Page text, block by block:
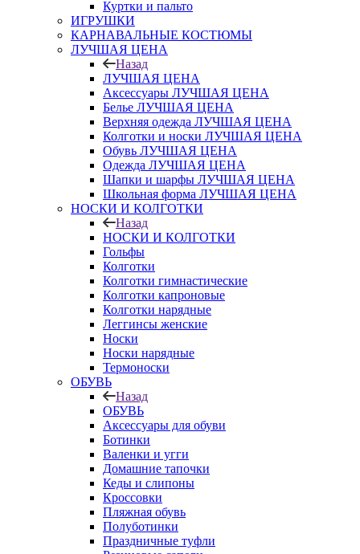
Куртки и пальто
ИГРУШКИ
КАРНАВАЛЬНЫЕ КОСТЮМЫ
ЛУЧШАЯ ЦЕНА
Назад
ЛУЧШАЯ ЦЕНА
Аксессуары ЛУЧШАЯ ЦЕНА
Белье ЛУЧШАЯ ЦЕНА
Верхняя одежда ЛУЧШАЯ ЦЕНА
Колготки и носки ЛУЧШАЯ ЦЕНА
Обувь ЛУЧШАЯ ЦЕНА
Одежда ЛУЧШАЯ ЦЕНА
Шапки и шарфы ЛУЧШАЯ ЦЕНА
Школьная форма ЛУЧШАЯ ЦЕНА
НОСКИ И КОЛГОТКИ
Назад
НОСКИ И КОЛГОТКИ
Гольфы
Колготки
Колготки гимнастические
Колготки капроновые
Колготки нарядные
Леггинсы женские
Носки
Носки нарядные
Термоноски
ОБУВЬ
Назад
ОБУВЬ
Аксессуары для обуви
Ботинки
Валенки и угги
Домашние тапочки
Кеды и слипоны
Кроссовки
Пляжная обувь
Полуботинки
Праздничные туфли